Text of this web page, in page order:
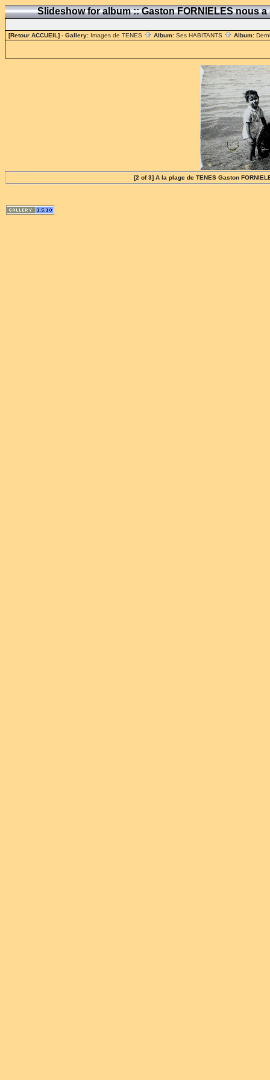
Slideshow for album :: Gaston FORNIELES nous
[Retour ACCUEIL] - Gallery: Images de TENES Album: Ses HABITANTS Album:
[2 of 3] A la plage de TENES Gaston